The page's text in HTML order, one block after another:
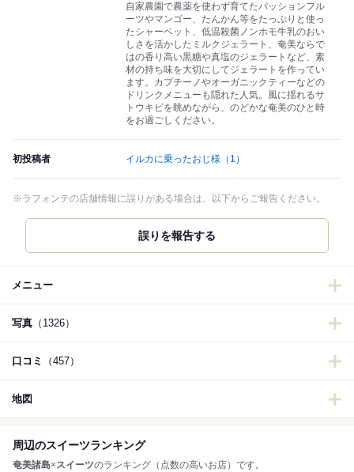
自家農園で農薬を使わず育てたパッションフル
ーツやマンゴー、たんかん等をたっぷりと使っ
たシャーベット、低温殺菌ノンホモ牛乳のおい
しさを活かしたミルクジェラート、奄美ならで
はの香り高い黒糖や真塩のジェラートなど、素
材の持ち味を大切にしてジェラートを作ってい
ます。カプチーノやオーガニックティーなどの
ドリンクメニューも隠れた人気。風に揺れるサ
トウキビを眺めながら、のどかな奄美のひと時
をお過ごしください。
初投稿者 イルカに乗ったおじ様 （1）
※ラフォンテの店舗情報に誤りがある場合は、以下からご報告ください。
誤りを報告する
メニュー
写真 （1326）
口コミ （457）
地図
周辺のスイーツランキング
奄美諸島×スイーツのランキング（点数の高いお店）です。